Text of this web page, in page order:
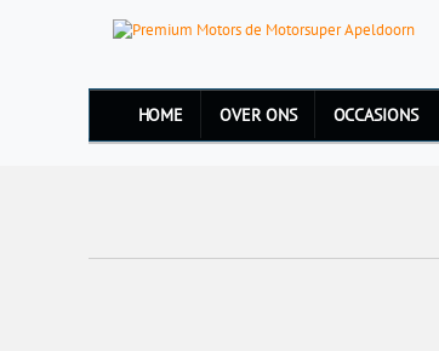
HOME OVER ONS OCCASIONS